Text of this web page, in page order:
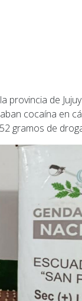
provincia de
cocaína en
gramos de